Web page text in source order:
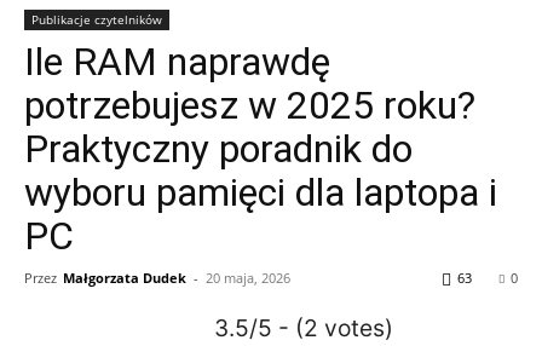
Publikacje czytelników
Ile RAM naprawdę
potrzebujesz w 2025 roku?
Praktyczny poradnik do
wyboru pamięci dla laptopa i
PC
Przez Małgorzata Dudek - 20 maja, 2026 0
63
3.5/5 - (2 votes)